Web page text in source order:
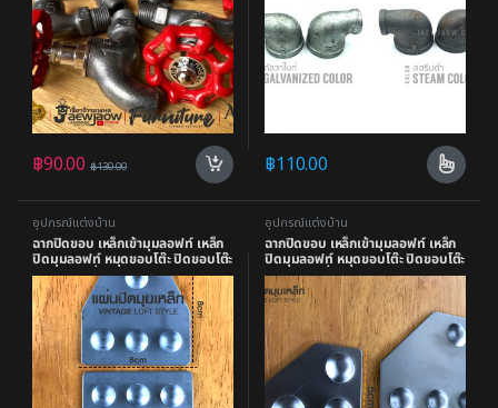
฿90.00 ฿130.00 ฿110.00
อุปกรณ์แต่งบ้าน
ฉากปิดขอบ เหล็กเข้ามุมลอฟท์ เหล็ก
ปิดมุมลอฟท์ หมุดขอบโต๊ะ ปิดขอบโต๊ะ
เหล็ก แบบที่2
อุปกรณ์แต่งบ้าน
ฉากปิดขอบ เหล็กเข้ามุมลอฟท์ เหล็ก
ปิดมุมลอฟท์ หมุดขอบโต๊ะ ปิดขอบโต๊ะ
เหล็ก แบบที่3